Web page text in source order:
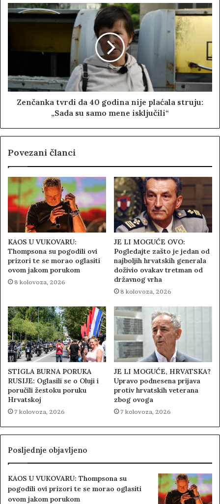
Zenčanka tvrdi da 40 godina nije plaćala struju:
„Sada su samo mene isključili“
Povezani članci
KAOS U VUKOVARU:
Thompsona su pogodili ovi
prizori te se morao oglasiti
ovom jakom porukom
8 kolovoza, 2026
JE LI MOGUĆE OVO:
Pogledajte zašto je jedan od
najboljih hrvatskih generala
doživio ovakav tretman od
državnog vrha
8 kolovoza, 2026
STIGLA BURNA PORUKA
RUSIJE: Oglasili se o Oluji i
poručili žestoku poruku
Hrvatskoj
7 kolovoza, 2026
JE LI MOGUĆE, HRVATSKA?
Upravo podnesena prijava
protiv hrvatskih veterana
zbog ovoga
7 kolovoza, 2026
Posljednje objavljeno
KAOS U VUKOVARU: Thompsona su
pogodili ovi prizori te se morao oglasiti
ovom jakom porukom